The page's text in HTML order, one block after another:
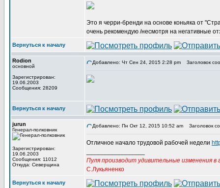
Это я черри-бренди на основе коньяка от
очень рекомендую /несмотря на негативные
Вернуться к началу
Rodion
основной
Зарегистрирован:
19.06.2003
Сообщения: 28209
Добавлено: Чт Сен 24, 2015 2:28 pm Заголовок
Вернуться к началу
jurun
Генерал-полковник
Зарегистрирован:
19.06.2003
Сообщения: 11012
Откуда: Северщина
Добавлено: Пн Окт 12, 2015 10:52 am Заголовок
Отличное начало трудовой рабочей недели
Пуля производит удивительные изменения в
С.Лукьяненко
Вернуться к началу